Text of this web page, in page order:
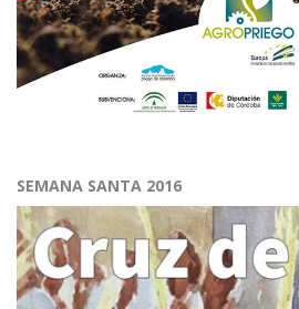
SEMANA SANTA 2016